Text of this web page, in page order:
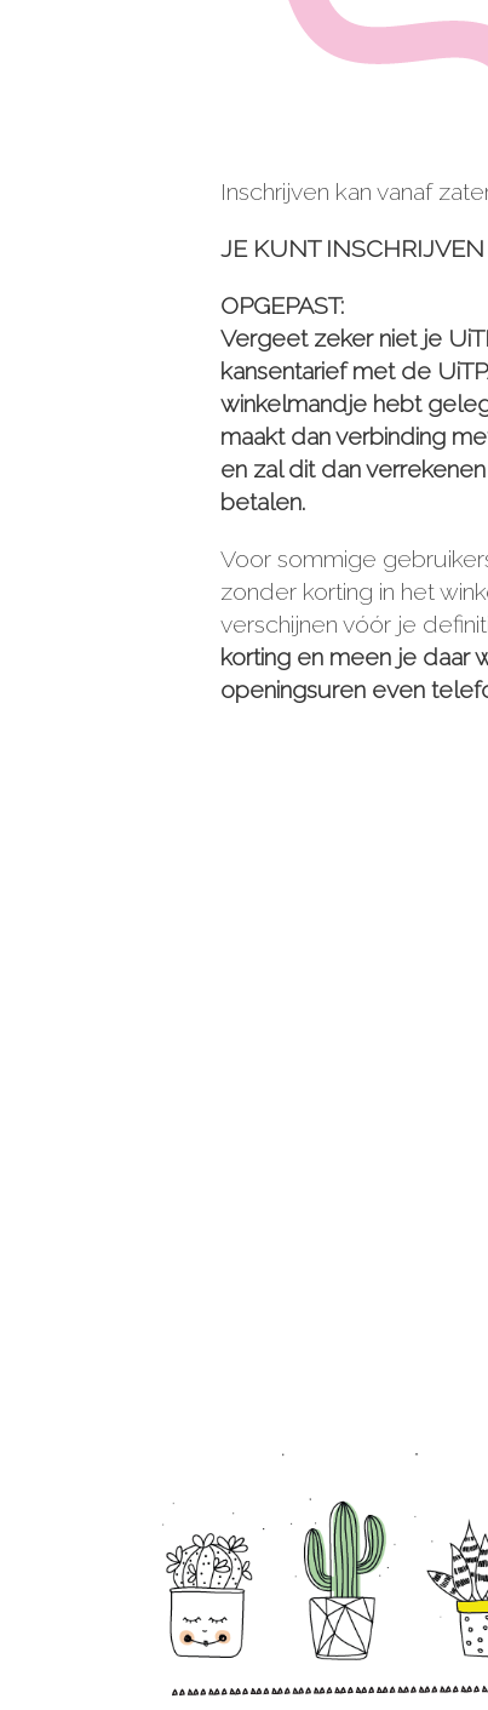
Inschrijven kan vanaf
JE KUNT
OPGEPAST:
Vergeet zeker niet je
kansentarief met de
winkelmandje hebt
maakt dan verbinding
en zal dit dan
betalen.
Voor sommige
zonder korting in het
verschijnen vóór je
korting en meen je daar
openingsuren even